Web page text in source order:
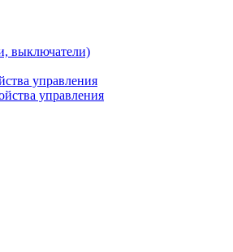
выключатели)
управления